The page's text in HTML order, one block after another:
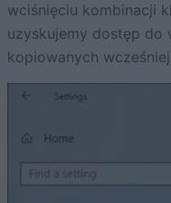
wciśnięciu kombinacji
uzyskujemy dostęp do
kopiowanych